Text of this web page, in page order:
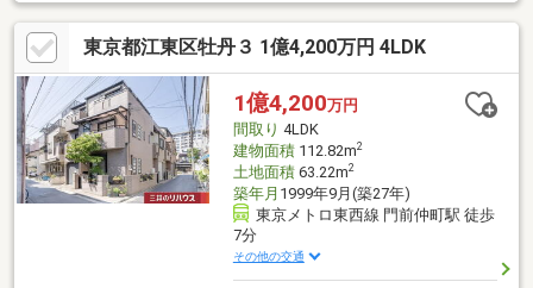
東京都江東区牡丹３ 1億4,200万円 4LDK
1億4,200万円
間取り 4LDK
建物面積112.82m2
土地面積63.22m2
築年月 1999年9月(築27年)
東京メトロ東西線 門前仲町駅 徒歩
7分
その他の交通